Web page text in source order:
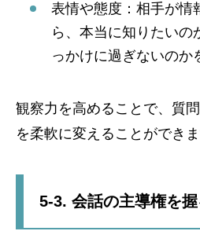
表情や態度：相手が情
ら、本当に知りたいの
っかけに過ぎないのか
観察力を高めることで、質
を柔軟に変えることができま
5-3. 会話の主導権を